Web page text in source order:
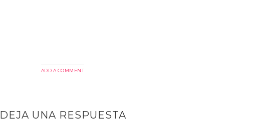
ADD A COMMENT
DEJA UNA RESPUESTA